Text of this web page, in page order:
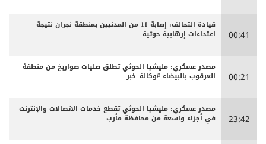
00:41
قيادة التحالف: إصابة 11 من المدنيين بمنطقة نجران نتيجة
اعتداءات إرهابية حوثية
00:21
مصدر عسكري: مليشيا الحوثي تطلق صليات صواريخ من منطقة
العرقوب بالبيضاء #وكالة_خبر
23:42
مصدر عسكري: مليشيا الحوثي تقطع خدمات الاتصالات والإنترنت
في أجزاء واسعة من محافظة مأرب